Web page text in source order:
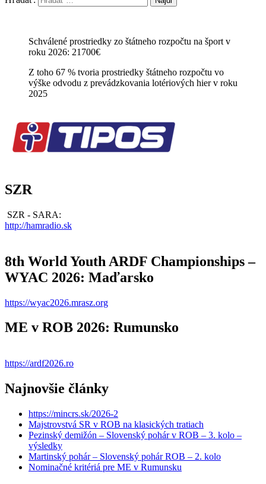
Schválené prostriedky zo štátneho rozpočtu na šport v
roku 2026: 21700€
Z toho 67 % tvoria prostriedky štátneho rozpočtu vo
výške odvodu z prevádzkovania lotériových hier v roku
2025
SZR
SZR - SARA:
http://hamradio.sk
8th World Youth ARDF Championships –
WYAC 2026: Maďarsko
https://wyac2026.mrasz.org
ME v ROB 2026: Rumunsko
https://ardf2026.ro
Najnovšie články
https://mincrs.sk/2026-2
Majstrovstvá SR v ROB na klasických tratiach
Pezinský demižón – Slovenský pohár v ROB – 3. kolo –
výsledky
Martinský pohár – Slovenský pohár ROB – 2. kolo
Nominačné kritériá pre ME v Rumunsku